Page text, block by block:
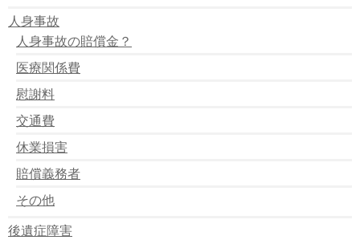
料
自賠責保険の本請求の前にできる内払、仮渡金請求と
は？
病院から自賠責保険では健康保険は使えないと言われま
した。
自賠責を請求するのは加害者？被害者？
死亡の場合の逸失利益の計算方法～自賠責保険
時間が経つと保険金が請求できない。自賠責の時効
被害者が複数人。自賠責保険金はどうなる？
自賠責保険金が減額される時はどんなとき？
加害車が2台以上複数あるときの自賠責保険
同乗者には自賠責はつかえないのか？
運転者など自分の怪我に自賠責は使える？
自賠責保険とは？
人身事故
人身事故の賠償金？
医療関係費
慰謝料
交通費
休業損害
賠償義務者
その他
後遺症障害